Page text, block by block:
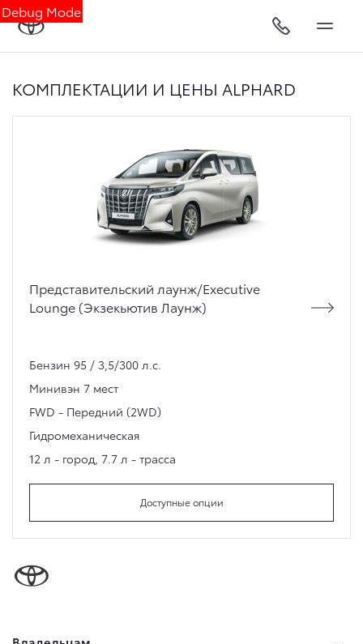
Debug Mode
КОМПЛЕКТАЦИИ И ЦЕНЫ ALPHARD
Представительский лаунж/Executive
Lounge (Экзекьютив Лаунж)
Бензин 95 / 3,5/300 л.с.
Минивэн 7 мест
FWD - Передний (2WD)
Гидромеханическая
12 л - город, 7.7 л - трасса
Доступные опции